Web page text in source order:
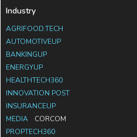
Industry
AGRIFOOD.TECH
AUTOMOTIVEUP
BANKINGUP
ENERGYUP
HEALTHTECH360
INNOVATION POST
INSURANCEUP
MEDIA
CORCOM
PROPTECH360